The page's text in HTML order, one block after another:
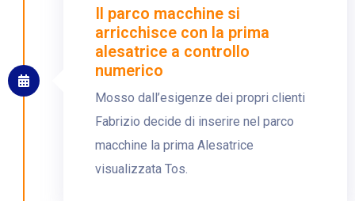
Il parco macchine si
arricchisce con la prima
alesatrice a controllo
numerico
Mosso dall’esigenze dei propri clienti
Fabrizio decide di inserire nel parco
macchine la prima Alesatrice
visualizzata Tos.